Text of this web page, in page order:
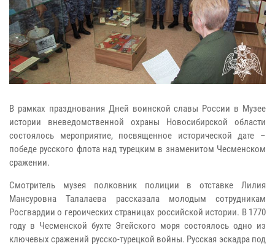
В рамках празднования Дней воинской славы России в Музее
истории вневедомственной охраны Новосибирской области
состоялось мероприятие, посвященное исторической дате –
победе русского флота над турецким в знаменитом Чесменском
сражении.
Смотритель музея полковник полиции в отставке Лилия
Мансуровна Талалаева рассказала молодым сотрудникам
Росгвардии о героических страницах российской истории. В 1770
году в Чесменской бухте Эгейского моря состоялось одно из
ключевых сражений русско-турецкой войны. Русская эскадра под